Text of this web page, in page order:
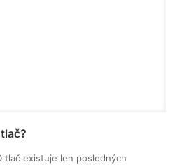
tlač existuje len posledných